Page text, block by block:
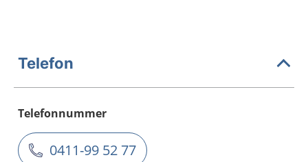
Telefon
Telefonnummer
0411-99 52 77